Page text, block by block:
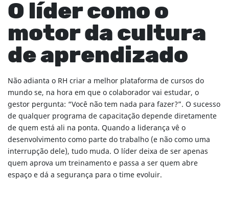
O líder como o
motor da cultura
de aprendizado
Não adianta o RH criar a melhor plataforma de cursos do
mundo se, na hora em que o colaborador vai estudar, o
gestor pergunta: “Você não tem nada para fazer?”. O sucesso
de qualquer programa de capacitação depende diretamente
de quem está ali na ponta. Quando a liderança vê o
desenvolvimento como parte do trabalho (e não como uma
interrupção dele), tudo muda. O líder deixa de ser apenas
quem aprova um treinamento e passa a ser quem abre
espaço e dá a segurança para o time evoluir.